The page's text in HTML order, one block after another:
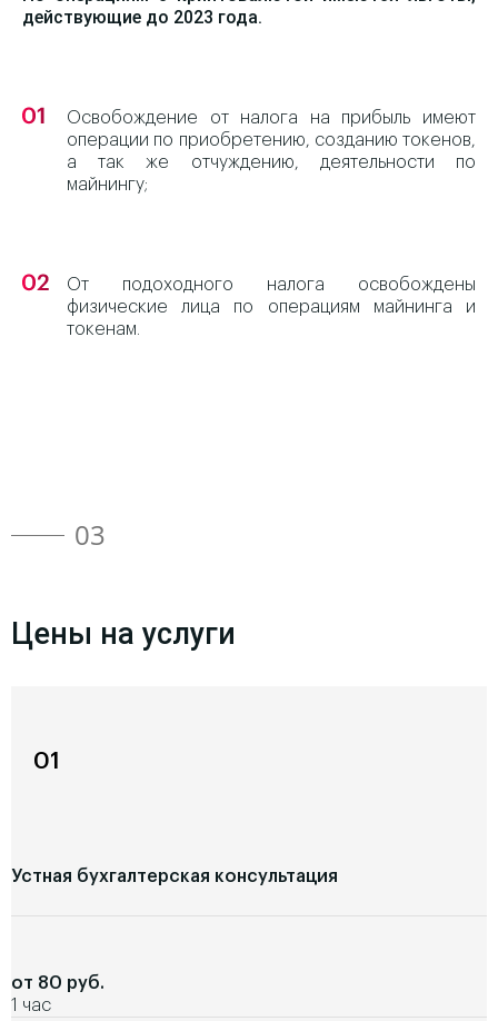
действующие до 2023 года.
Освобождение от налога на прибыль имеют
операции по приобретению, созданию токенов,
а так же отчуждению, деятельности по
майнингу;
От подоходного налога освобождены
физические лица по операциям майнинга и
токенам.
03
Цены на услуги
01
Устная бухгалтерская консультация
от 80 руб.
1 час